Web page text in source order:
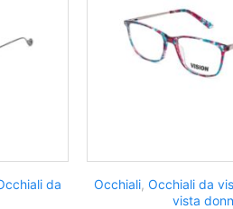
da
Occhiali, Occhiali da
vista